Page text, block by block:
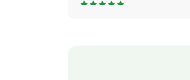
今天也非常感谢您